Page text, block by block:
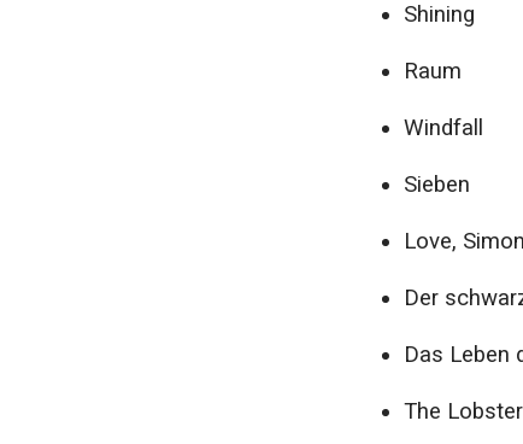
Shining
Raum
Windfall
Sieben
Love, Simon
Der
Das Leben
The Lobster